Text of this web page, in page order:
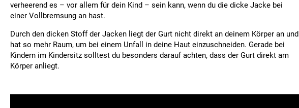
verheerend es – vor allem für dein Kind – sein kann, wenn du die dicke Jacke bei
einer Vollbremsung an hast.
Durch den dicken Stoff der Jacken liegt der Gurt nicht direkt an deinem Körper an und
hat so mehr Raum, um bei einem Unfall in deine Haut einzuschneiden. Gerade bei
Kindern im Kindersitz solltest du besonders darauf achten, dass der Gurt direkt am
Körper anliegt.